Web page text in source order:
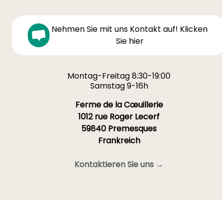
Nehmen Sie mit uns Kontakt auf! Klicken
Sie hier
Montag-Freitag 8:30-19:00
Samstag 9-16h
Ferme de la Cœuillerie
1012 rue Roger Lecerf
59840 Premesques
Frankreich
Kontaktieren Sie uns →